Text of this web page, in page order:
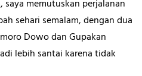
memutuskan perjalanan
sehari semalam, dengan dua
Dowo dan Gupakan
lebih santai karena tidak